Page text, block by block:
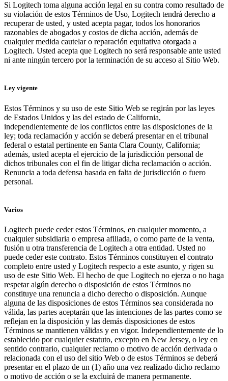
Si Logitech toma alguna acción legal en su contra como resultado de
su violación de estos Términos de Uso, Logitech tendrá derecho a
recuperar de usted, y usted acepta pagar, todos los honorarios
razonables de abogados y costos de dicha acción, además de
cualquier medida cautelar o reparación equitativa otorgada a
Logitech. Usted acepta que Logitech no será responsable ante usted
ni ante ningún tercero por la terminación de su acceso al Sitio Web.
Ley vigente
Estos Términos y su uso de este Sitio Web se regirán por las leyes
de Estados Unidos y las del estado de California,
independientemente de los conflictos entre las disposiciones de la
ley; toda reclamación y acción se deberá presentar en el tribunal
federal o estatal pertinente en Santa Clara County, California;
además, usted acepta el ejercicio de la jurisdicción personal de
dichos tribunales con el fin de litigar dicha reclamación o acción.
Renuncia a toda defensa basada en falta de jurisdicción o fuero
personal.
Varios
Logitech puede ceder estos Términos, en cualquier momento, a
cualquier subsidiaria o empresa afiliada, o como parte de la venta,
fusión u otra transferencia de Logitech a otra entidad. Usted no
puede ceder este contrato. Estos Términos constituyen el contrato
completo entre usted y Logitech respecto a este asunto, y rigen su
uso de este Sitio Web. El hecho de que Logitech no ejerza o no haga
respetar algún derecho o disposición de estos Términos no
constituye una renuncia a dicho derecho o disposición. Aunque
alguna de las disposiciones de estos Términos sea considerada no
válida, las partes aceptarán que las intenciones de las partes como se
reflejan en la disposición y las demás disposiciones de estos
Términos se mantienen válidas y en vigor. Independientemente de lo
establecido por cualquier estatuto, excepto en New Jersey, o ley en
sentido contrario, cualquier reclamo o motivo de acción derivada o
relacionada con el uso del sitio Web o de estos Términos se deberá
presentar en el plazo de un (1) año una vez realizado dicho reclamo
o motivo de acción o se la excluirá de manera permanente.